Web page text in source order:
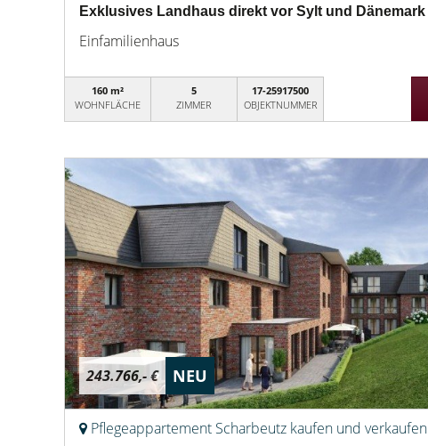
Exklusives Landhaus direkt vor Sylt und Dänemark
Einfamilienhaus
160 m²
WOHNFLÄCHE
5
ZIMMER
17-25917500
OBJEKTNUMMER
243.766,- € NEU
Pflegeappartement Scharbeutz kaufen und verkaufen